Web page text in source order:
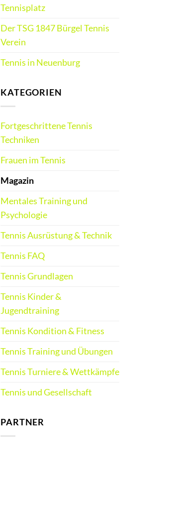
Tennisplatz
Der TSG 1847 Bürgel Tennis
Verein
Tennis in Neuenburg
KATEGORIEN
Fortgeschrittene Tennis
Techniken
Frauen im Tennis
Magazin
Mentales Training und
Psychologie
Tennis Ausrüstung & Technik
Tennis FAQ
Tennis Grundlagen
Tennis Kinder &
Jugendtraining
Tennis Kondition & Fitness
Tennis Training und Übungen
Tennis Turniere & Wettkämpfe
Tennis und Gesellschaft
PARTNER